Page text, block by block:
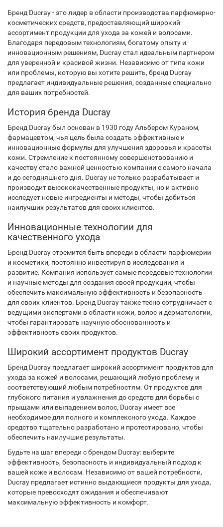
Бренд Ducray - это лидер в области производства парфюмерно-
косметических средств, предоставляющий широкий
ассортимент продукции для ухода за кожей и волосами.
Благодаря передовым технологиям, богатому опыту и
инновационным решениям, Ducray стал идеальным партнером
для уверенной и красивой жизни. Независимо от типа кожи
или проблемы, которую вы хотите решить, бренд Ducray
предлагает индивидуальные решения, созданные специально
для ваших потребностей.
История бренда Ducray
Бренд Ducray был основан в 1930 году Альбером Кураном,
фармацевтом, чья цель была создать эффективные и
инновационные формулы для улучшения здоровья и красоты
кожи. Стремление к постоянному совершенствованию и
качеству стало важной ценностью компании с самого начала
и до сегодняшнего дня. Ducray не только разрабатывает и
производит высококачественные продукты, но и активно
исследует новые ингредиенты и методы, чтобы добиться
наилучших результатов для своих клиентов.
Инновационные технологии для
качественного ухода
Бренд Ducray стремится быть впереди в области парфюмерии
и косметики, постоянно инвестируя в исследования и
развитие. Компания использует самые передовые технологии
и научные методы для создания своей продукции, чтобы
обеспечить максимальную эффективность и безопасность
для своих клиентов. Бренд Ducray также тесно сотрудничает с
ведущими экспертами в области кожи, волос и дерматологии,
чтобы гарантировать научную обоснованность и
эффективность своих продуктов.
Широкий ассортимент продуктов Ducray
Бренд Ducray предлагает широкий ассортимент продуктов для
ухода за кожей и волосами, решающий любую проблему и
соответствующий любым потребностям. От продуктов для
глубокого питания и увлажнения до средств для борьбы с
прыщами или выпадением волос, Ducray имеет все
необходимое для полного и комплексного ухода. Каждое
средство тщательно разработано и протестировано, чтобы
обеспечить наилучшие результаты.
Будьте на шаг впереди с брендом Ducray: выберите
эффективность, безопасность и индивидуальный подход к
вашей коже и волосам. Независимо от вашей потребности,
Ducray предлагает истинно выдающиеся продукты для ухода,
которые превосходят ожидания и обеспечивают
максимальную эффективность и комфорт.